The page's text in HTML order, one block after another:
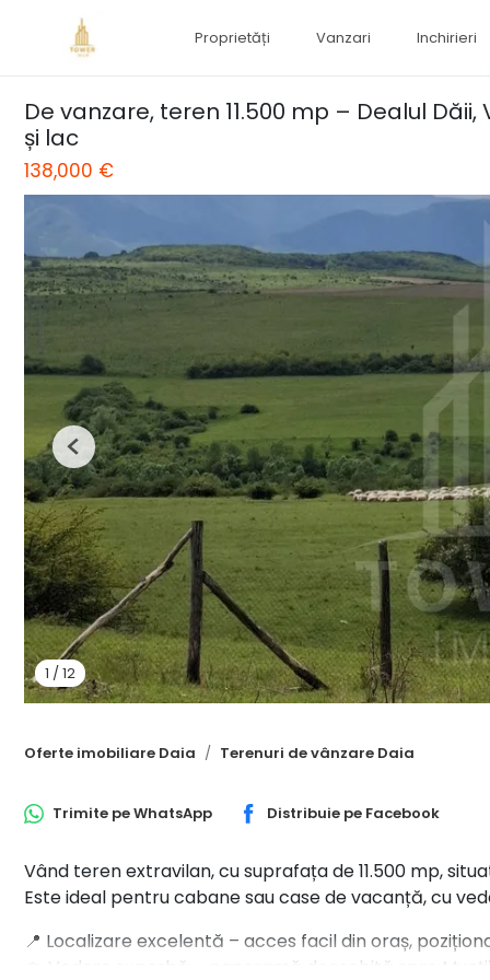
Proprietăți Vanzari Inchirieri
De vanzare, teren 11.500 mp – Dealul
și lac
138,000 €
1 /12
Previous
Oferte imobiliare Daia Terenuri de vânzare Daia
Trimite peWhatsApp Distribuie pe Facebook
Vând teren extravilan, cu suprafața de 11.500 mp,
Este ideal pentru cabane sau case de vacanță, cu
📍 Localizare excelentă – acces facil din oraș,
🏔️ Vedere superbă – panoramă deosebită spre